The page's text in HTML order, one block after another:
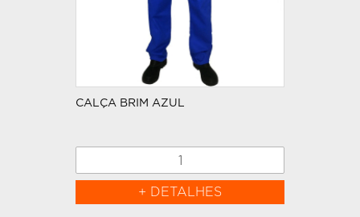
CALÇA BRIM AZUL
+ DETALHES